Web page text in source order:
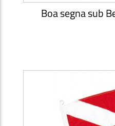
Boa segna sub